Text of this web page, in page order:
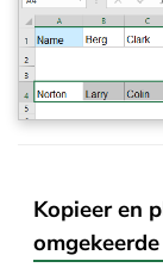
Kopieer en